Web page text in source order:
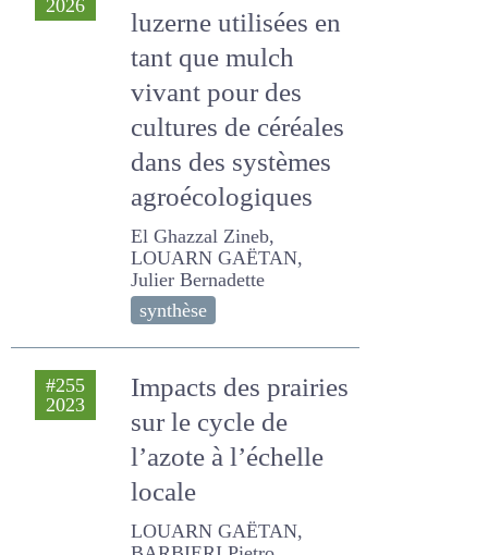
#265
Vers des variétés
de luzerne utilisées
en tant que mulch
vivant pour des
cultures de
céréales dans des
systèmes
agroécologiques
El Ghazzal Zineb, LOUARN
GAËTAN, Julier Bernadette
synthèse
Impacts des
prairies sur le cycle
de l’azote à l’échelle
locale